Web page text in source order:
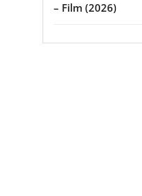
– Film (2026)